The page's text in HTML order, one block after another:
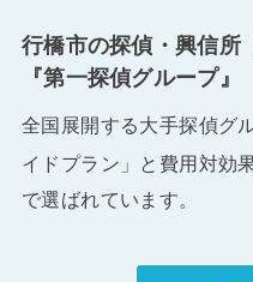
行橋市の探偵・興信所
『第一探偵グループ』
全国展開する大手探偵グ
イドプラン」と費用対効
で選ばれています。